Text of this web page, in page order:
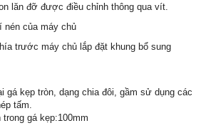
lăn đỡ được điều chỉnh thông qua vít.
nén của máy chủ
trước máy chủ lắp đặt khung bổ sung
gá kẹp tròn, dạng chia đôi, gầm sử dụng các
tấm.
gá kẹp:100mm